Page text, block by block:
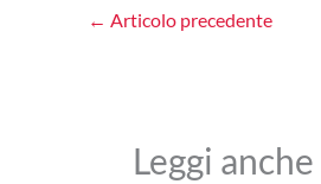
← Articolo precedente
Leggi anche